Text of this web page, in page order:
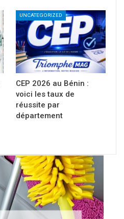
UNCATEGORIZED
CEP 2026 au Bénin :
voici les taux de
réussite par
département